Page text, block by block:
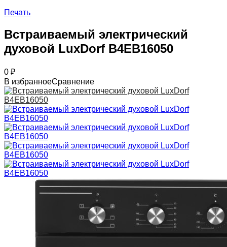
Печать
Встраиваемый электрический
духовой LuxDorf B4EB16050
0 ₽
В избранноеСравнение